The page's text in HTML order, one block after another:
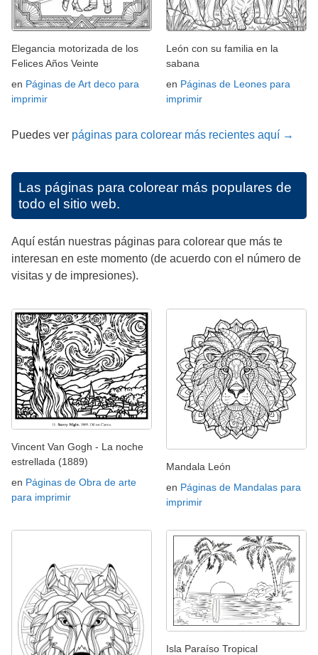
Elegancia motorizada de los
Felices Años Veinte
en Páginas de Art deco para
imprimir
León con su familia en la
sabana
en Páginas de Leones para
imprimir
Puedes ver páginas para colorear más recientes aquí →
Las páginas para colorear más populares de
todo el sitio web.
Aquí están nuestras páginas para colorear que más te
interesan en este momento (de acuerdo con el número de
visitas y de impresiones).
Vincent Van Gogh - La noche
estrellada (1889)
en Páginas de Obra de arte
para imprimir
Mandala León
en Páginas de Mandalas para
imprimir
Isla Paraíso Tropical